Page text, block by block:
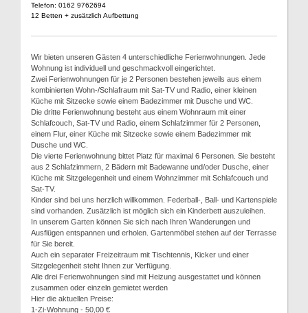
Telefon: 0162 9762694
12 Betten + zusätzlich Aufbettung
Wir bieten unseren Gästen 4 unterschiedliche Ferienwohnungen. Jede
Wohnung ist individuell und geschmackvoll eingerichtet.
Zwei Ferienwohnungen für je 2 Personen bestehen jeweils aus einem
kombinierten Wohn-/Schlafraum mit Sat-TV und Radio, einer kleinen
Küche mit Sitzecke sowie einem Badezimmer mit Dusche und WC.
Die dritte Ferienwohnung besteht aus einem Wohnraum mit einer
Schlafcouch, Sat-TV und Radio, einem Schlafzimmer für 2 Personen,
einem Flur, einer Küche mit Sitzecke sowie einem Badezimmer mit
Dusche und WC.
Die vierte Ferienwohnung bittet Platz für maximal 6 Personen. Sie besteht
aus 2 Schlafzimmern, 2 Bädern mit Badewanne und/oder Dusche, einer
Küche mit Sitzgelegenheit und einem Wohnzimmer mit Schlafcouch und
Sat-TV.
Kinder sind bei uns herzlich willkommen. Federball-, Ball- und Kartenspiele
sind vorhanden. Zusätzlich ist möglich sich ein Kinderbett auszuleihen.
In unserem Garten können Sie sich nach Ihren Wanderungen und
Ausflügen entspannen und erholen. Gartenmöbel stehen auf der Terrasse
für Sie bereit.
Auch ein separater Freizeitraum mit Tischtennis, Kicker und einer
Sitzgelegenheit steht Ihnen zur Verfügung.
Alle drei Ferienwohnungen sind mit Heizung ausgestattet und können
zusammen oder einzeln gemietet werden
Hier die aktuellen Preise:
1-Zi-Wohnung - 50,00 €